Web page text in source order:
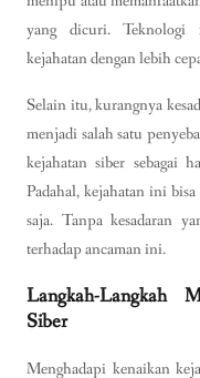
yang dicuri. Teknologi
kejahatan dengan lebih
Selain itu, kurangnya
menjadi salah satu
kejahatan siber sebagai
Padahal, kejahatan ini
saja. Tanpa kesadaran
terhadap ancaman ini.
Langkah-Langkah
Siber
Menghadapi kenaikan